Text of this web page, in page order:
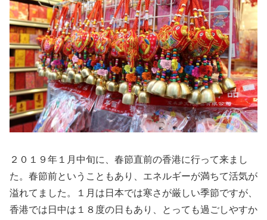
２０１９年１月中旬に、春節直前の香港に行って来まし
た。春節前ということもあり、エネルギーが満ちて活気が
溢れてました。１月は日本では寒さが厳しい季節ですが、
香港では日中は１８度の日もあり、とっても過ごしやすか